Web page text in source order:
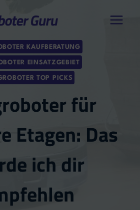
KAUFBERATUNG
EINSATZGEBIET
TOP PICKS
für
Etagen: Das
ich dir